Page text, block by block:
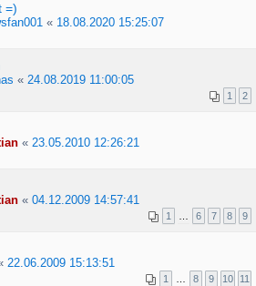
=)
« 18.08.2020 15:25:07
« 24.08.2019 11:00:05
1 2
« 23.05.2010 12:26:21
« 04.12.2009 14:57:41
1 6 7 8 9
22.06.2009 15:13:51
1 8 9 10 11